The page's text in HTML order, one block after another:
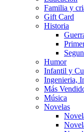
Familia y
Gift Card
Historia
Humor
Infantil y
Ingenieria,
Más
Música
Novelas